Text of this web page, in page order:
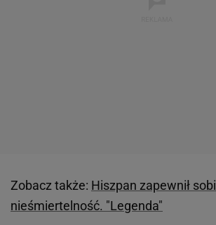
Zobacz także: Hiszpan zapewnił
nieśmiertelność. "Legenda"